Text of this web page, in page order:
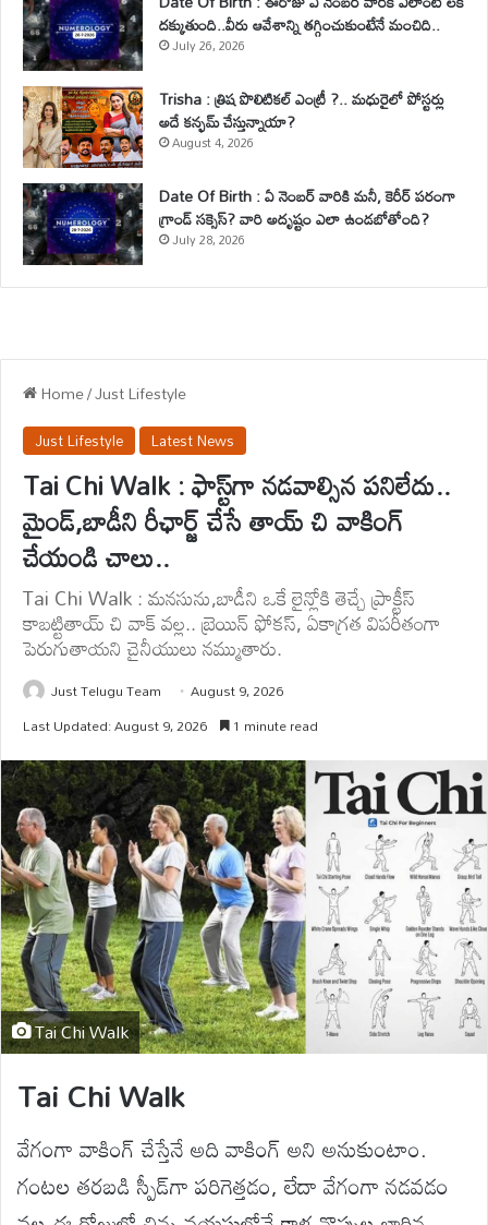
దక్కుతుంది..వీరు ఆవేశాన్ని తగ్గించుకుంటేనే మంచిది..
July 26, 2026
Trisha : త్రిష పొలిటికల్ ఎంట్రీ ?.. మధురైలో పోస్టర్లు
అదే కన్ఫమ్ చేస్తున్నాయా?
August 4, 2026
Date Of Birth : ఏ నెంబర్ వారికి మనీ, కెరీర్ పరంగా
గ్రాండ్ సక్సెస్? వారి అదృష్టం ఎలా ఉండబోతోంది?
July 28, 2026